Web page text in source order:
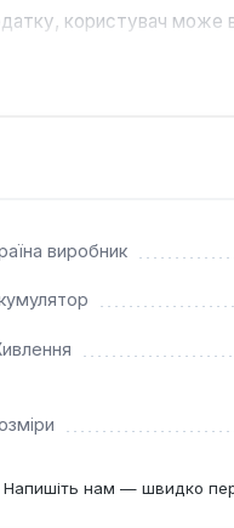
користувач може
інтенсивного та
виробник
нам — швидко